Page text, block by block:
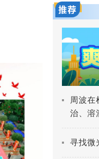
周波在
治、溶
打好防
进溶洞
寻找微